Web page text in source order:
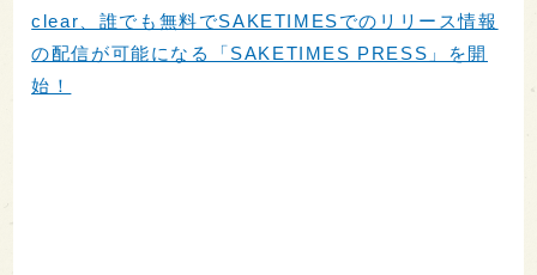
clear、誰でも無料でSAKETIMESでのリリース情報
の配信が可能になる「SAKETIMES PRESS」を開
始！